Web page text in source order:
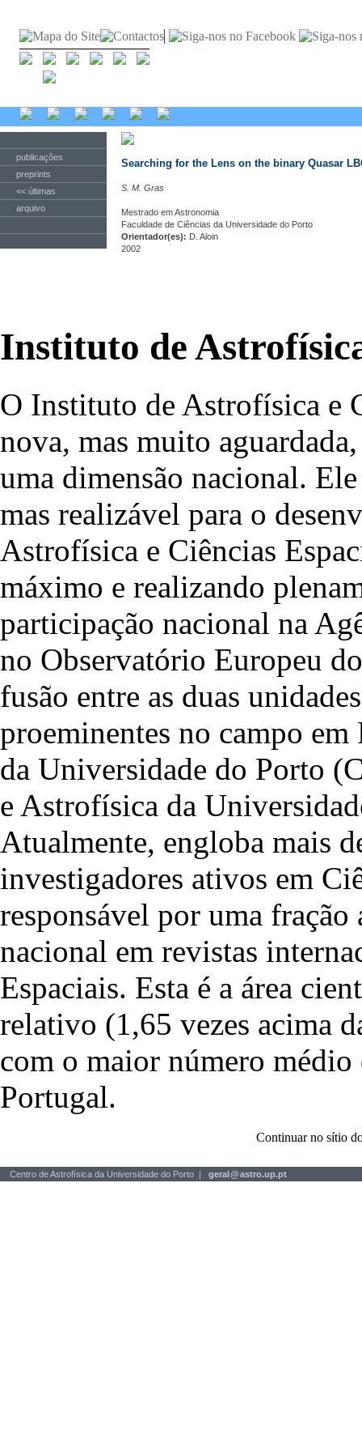
publicações
preprints
<< últimas
arquivo
Searching for the Lens on the binary Quasar
S. M. Gras
Mestrado em Astronomia
Faculdade de Ciências da Universidade do Porto
Orientador(es): D. Aloin
2002
Instituto de
O Instituto de Astrofísica e
nova, mas muito
uma dimensão nacional.
mas realizável para o
Astrofísica e Ciências
máximo e realizando
participação nacional na
no Observatório Europeu
fusão entre as duas
proeminentes no campo
da Universidade do Porto
e Astrofísica da
Atualmente, engloba mais
investigadores ativos em
responsável por uma
nacional em revistas
Espaciais. Esta é a área
relativo (1,65 vezes acima
com o maior número
Portugal.
Continuar no sítio
Centro de Astrofísica da Universidade do Porto | geral@astro.up.pt